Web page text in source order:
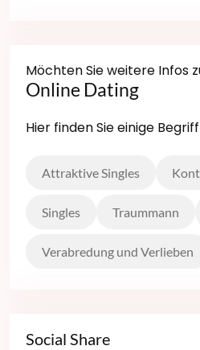
Möchten Sie weitere Infos
Online Dating
Hier finden Sie einige
Attraktive Singles
Singles Traummann
Verabredung und Verlieben
Social Share